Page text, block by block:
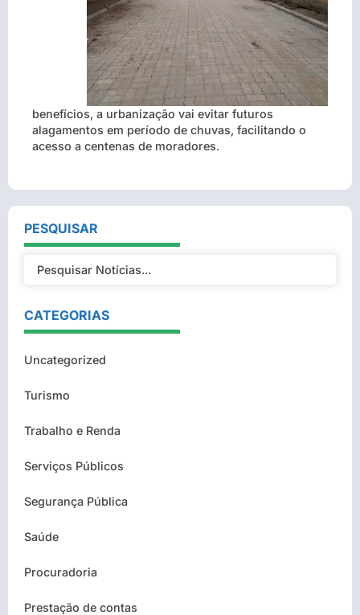
benefícios, a urbanização vai evitar futuros
alagamentos em período de chuvas, facilitando o
acesso a centenas de moradores.
PESQUISAR
CATEGORIAS
Uncategorized
Turismo
Trabalho e Renda
Serviços Públicos
Segurança Pública
Saúde
Procuradoria
Prestação de contas